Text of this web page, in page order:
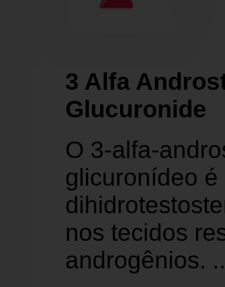
3 Alfa
Glucuronide
O 3-alfa-
glicuronídeo
nos tecidos
androgênios.